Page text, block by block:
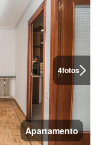
4fotos
Apartamento